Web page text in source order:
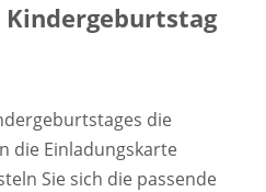
Kindergeburtstag
die
die Einladungskarte
Sie sich die passende